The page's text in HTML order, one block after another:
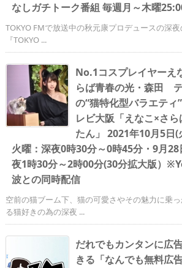
なしガチトーク番組 毎週月～木曜
TOKYO FMで放送中の秋元康プロデュースの深
『TOKYO ...
No.1コスプレイヤーえ
らば青春の光・森田
の“猫特化型バラエティ
レビ大阪「えなこ×さ
たん」 2021年10月5
火曜：深夜0時30分～0時45分・9月
夜1時30分～2時00分(30分拡大版）
波との同時配信
空前の猫ブーム下、猫の可愛さやその魅力に乗
る猫好きの為の深夜 ...
だれでもカンタンに広
きる「なんでも無料広